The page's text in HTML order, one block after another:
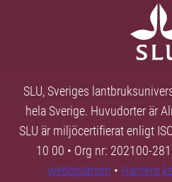
SLU, Sveriges
hela Sverige. Huvudorter är
SLU är miljöcertifierat enligt
10 00 • Org nr: 202100-
webbplatsen • Hantera